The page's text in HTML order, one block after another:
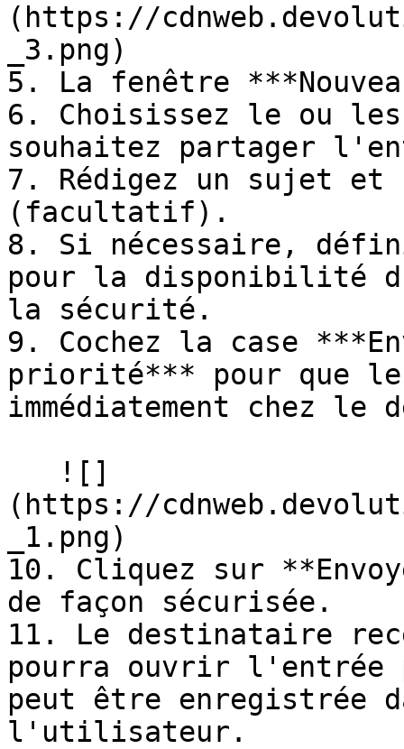
(https://
_3.png)
5. La fenêtre
6. Choisissez le ou
souhaitez partager
7. Rédigez un sujet et
(facultatif).
8. Si nécessaire,
pour la disponibilité
la sécurité.
9. Cochez la case
priorité*** pour que le
immédiatement chez le
(https://
_1.png)
10. Cliquez sur
de façon sécurisée.
11. Le destinataire
pourra ouvrir l'entrée
peut être enregistrée
l'utilisateur.